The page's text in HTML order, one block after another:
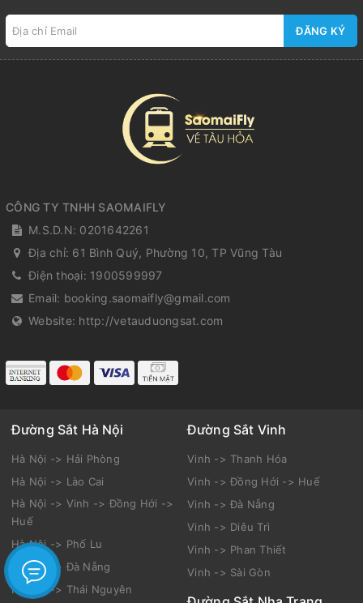
ĐĂNG KÝ
CÔNG TY TNHH SAOMAIFLY
M.S.D.N: 0201642261
Địa chỉ: 61 Bình Quý, Phường 10, TP Vũng Tàu
Điện thoại: 1900599997
Email: booking.saomaifly@gmail.com
Website: http://vetauduongsat.com
Đường Sắt Hà Nội
Hà Nội -> Hải Phòng
Hà Nội -> Lào Cai
Hà Nội -> Vinh -> Đồng Hới ->
Huế
Hà Nội -> Phố Lu
Hà Nội -> Đà Nẵng
Hà Nội -> Thái Nguyên
Đường Sắt Vinh
Vinh -> Thanh Hóa
Vinh -> Đồng Hới -> Huế
Vinh -> Đà Nẵng
Vinh -> Diêu Trì
Vinh -> Phan Thiết
Vinh -> Sài Gòn